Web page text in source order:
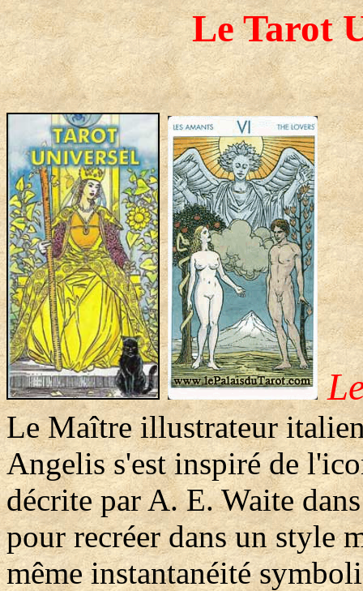
Le Tarot
Le Maître illustrateur
Angelis s'est inspiré de
décrite par A. E. Waite
pour recréer dans un style
même instantanéité